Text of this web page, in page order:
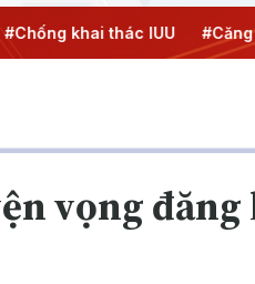
khai thác IUU #Căng
vọng